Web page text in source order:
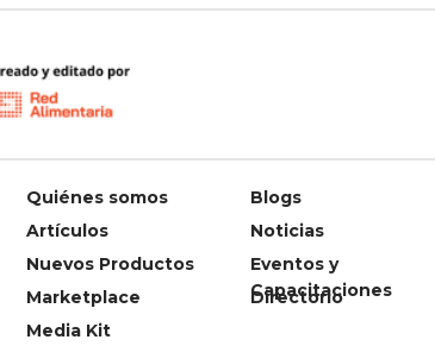
Quiénes somos
Blogs
Artículos
Noticias
Nuevos Productos
Eventos y
Capacitaciones
Marketplace
Directorio
Media Kit